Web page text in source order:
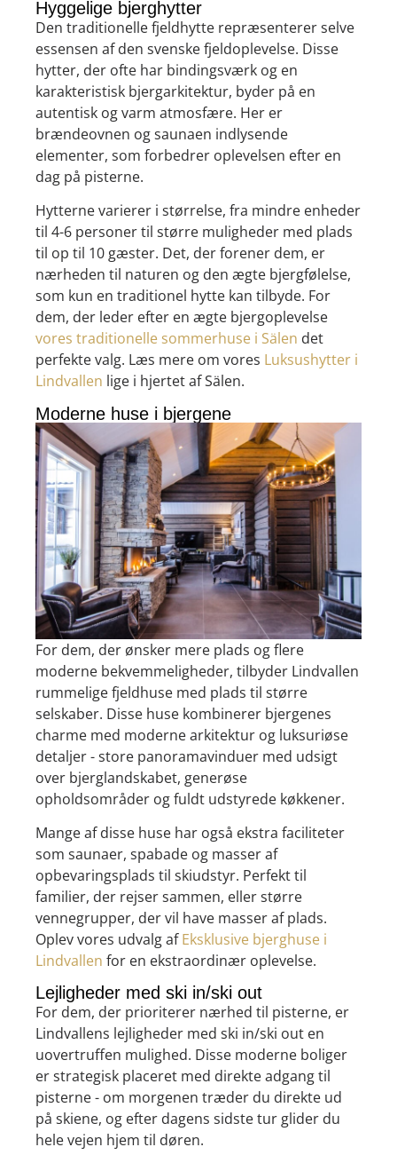
Hyggelige bjerghytter
Den traditionelle fjeldhytte repræsenterer selve
essensen af den svenske fjeldoplevelse. Disse
hytter, der ofte har bindingsværk og en
karakteristisk bjergarkitektur, byder på en
autentisk og varm atmosfære. Her er
brændeovnen og saunaen indlysende
elementer, som forbedrer oplevelsen efter en
dag på pisterne.
Hytterne varierer i størrelse, fra mindre enheder
til 4-6 personer til større muligheder med plads
til op til 10 gæster. Det, der forener dem, er
nærheden til naturen og den ægte bjergfølelse,
som kun en traditionel hytte kan tilbyde. For
dem, der leder efter en ægte bjergoplevelse
vores traditionelle sommerhuse i Sälen det
perfekte valg. Læs mere om vores Luksushytter i
Lindvallen lige i hjertet af Sälen.
Moderne huse i bjergene
For dem, der ønsker mere plads og flere
moderne bekvemmeligheder, tilbyder Lindvallen
rummelige fjeldhuse med plads til større
selskaber. Disse huse kombinerer bjergenes
charme med moderne arkitektur og luksuriøse
detaljer - store panoramavinduer med udsigt
over bjerglandskabet, generøse
opholdsområder og fuldt udstyrede køkkener.
Mange af disse huse har også ekstra faciliteter
som saunaer, spabade og masser af
opbevaringsplads til skiudstyr. Perfekt til
familier, der rejser sammen, eller større
vennegrupper, der vil have masser af plads.
Oplev vores udvalg afEksklusive bjerghuse i
Lindvallen for en ekstraordinær oplevelse.
Lejligheder med ski in/ski out
For dem, der prioriterer nærhed til pisterne, er
Lindvallens lejligheder med ski in/ski out en
uovertruffen mulighed. Disse moderne boliger
er strategisk placeret med direkte adgang til
pisterne - om morgenen træder du direkte ud
på skiene, og efter dagens sidste tur glider du
hele vejen hjem til døren.